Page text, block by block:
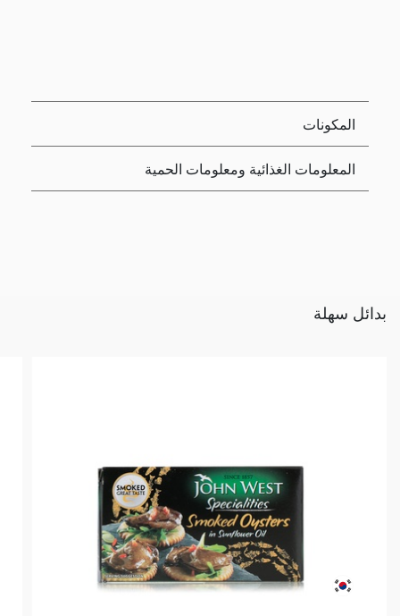
المكونات
المعلومات الغذائية ومعلومات الحمية
بدائل سهلة